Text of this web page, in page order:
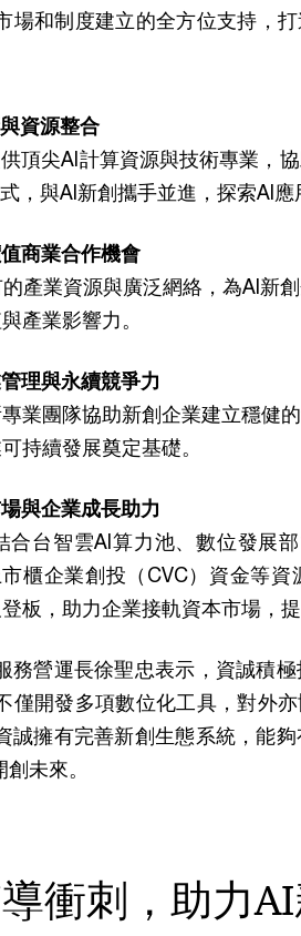
和制度建立的全方位支持，打
資源整合
頂尖AI計算資源與技術專業，
，與AI新創攜手並進，探索AI應
商業合作機會
產業資源與廣泛網絡，為AI新
產業影響力。
理與永續競爭力
業團隊協助新創企業建立穩健
持續發展奠定基礎。
與企業成長助力
合台智雲AI算力池、數位發展
櫃企業創投（CVC）資金等
板，助力企業接軌資本市場，提
務營運長徐聖忠表示，資誠積極
僅開發多項數位化工具，對外
誠擁有完善新創生態系統，能
未來。
衝刺，助力